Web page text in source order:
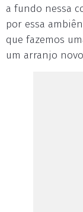
a fundo nessa
por essa
que fazemos
um arranjo